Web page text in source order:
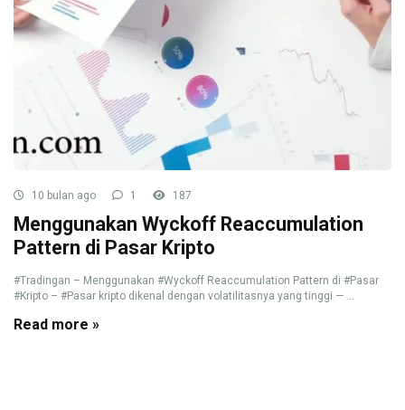
10 bulan ago 1 187
Menggunakan Wyckoff Reaccumulation
Pattern di Pasar Kripto
#Tradingan – Menggunakan #Wyckoff Reaccumulation Pattern di #Pasar
#Kripto – #Pasar kripto dikenal dengan volatilitasnya yang tinggi — ...
Read more »